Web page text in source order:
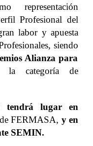
representación
Profesional del
labor y apuesta
siendo
Alianza para
categoría de
tendrá lugar en
FERMASA, y en
SEMIN.